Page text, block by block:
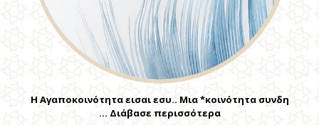
Η Αγαποκοινότητα εισαι εσυ.. Μια *κοινότητα συνδη
… Διάβασε περισσότερα